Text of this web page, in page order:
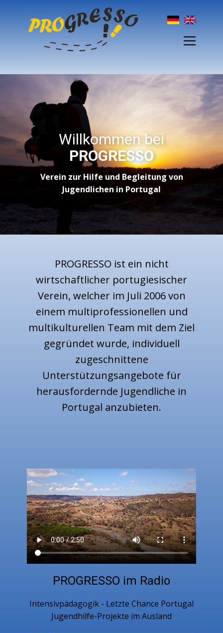
Willkommen bei
PROGRESSO
Verein zur Hilfe und Begleitung von
Jugendlichen in Portugal
PROGRESSO ist ein nicht
wirtschaftlicher portugiesischer
Verein, welcher im Juli 2006 von
einem multiprofessionellen und
multikulturellen Team mit dem Ziel
gegründet wurde, individuell
zugeschnittene
Unterstützungsangebote für​
herausfordernde Jugendliche in
Portugal anzubieten.
PROGRESSO im Radio
​Intensivpädagogik - Letzte Chance Portugal
Jugendhilfe-Projekte im Ausland